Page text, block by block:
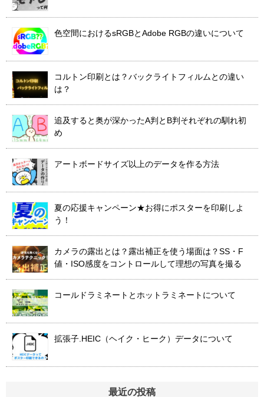
色空間におけるsRGBとAdobe RGBの違いについて
コルトン印刷とは？バックライトフィルムとの違い
は？
追及すると奥が深かったA判とB判それぞれの馴れ初
め
アートボードサイズ以上のデータを作る方法
夏の応援キャンペーン★お得にポスターを印刷しよ
う！
カメラの露出とは？露出補正を使う場面は？SS・F
値・ISO感度をコントロールして理想の写真を撮る
コールドラミネートとホットラミネートについて
拡張子.HEIC（ヘイク・ヒーク）データについて
最近の投稿